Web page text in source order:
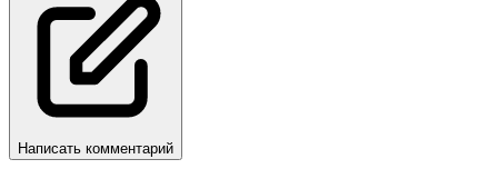
Написать комментарий